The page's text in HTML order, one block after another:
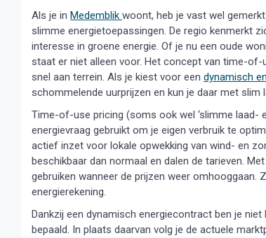
Als je in Medemblik woont, heb je vast wel
slimme energietoepassingen. De regio kenmerkt
interesse in groene energie. Of je nu een oude
staat er niet alleen voor. Het concept van time-of-
snel aan terrein. Als je kiest voor een dynamisch
schommelende uurprijzen en kun je daar met slim
Time-of-use pricing (soms ook wel ‘slimme laad-
energievraag gebruikt om je eigen verbruik te
actief inzet voor lokale opwekking van wind- en
beschikbaar dan normaal en dalen de tarieven.
gebruiken wanneer de prijzen weer omhooggaan.
energierekening.
Dankzij een dynamisch energiecontract ben je
bepaald. In plaats daarvan volg je de actuele